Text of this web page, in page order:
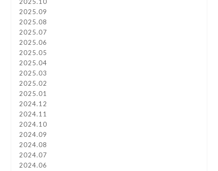
2025.10
2025.09
2025.08
2025.07
2025.06
2025.05
2025.04
2025.03
2025.02
2025.01
2024.12
2024.11
2024.10
2024.09
2024.08
2024.07
2024.06